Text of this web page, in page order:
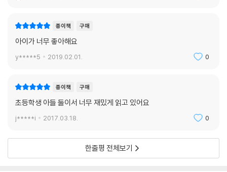
종이책 구매
아이가 너무 좋아해요
y*****5 2019.02.01. 0
종이책 구매
초등학생 아들 둘이서 너무 재밌게 읽고 있어요
j*****i 2017.03.18. 0
한줄평 전체보기